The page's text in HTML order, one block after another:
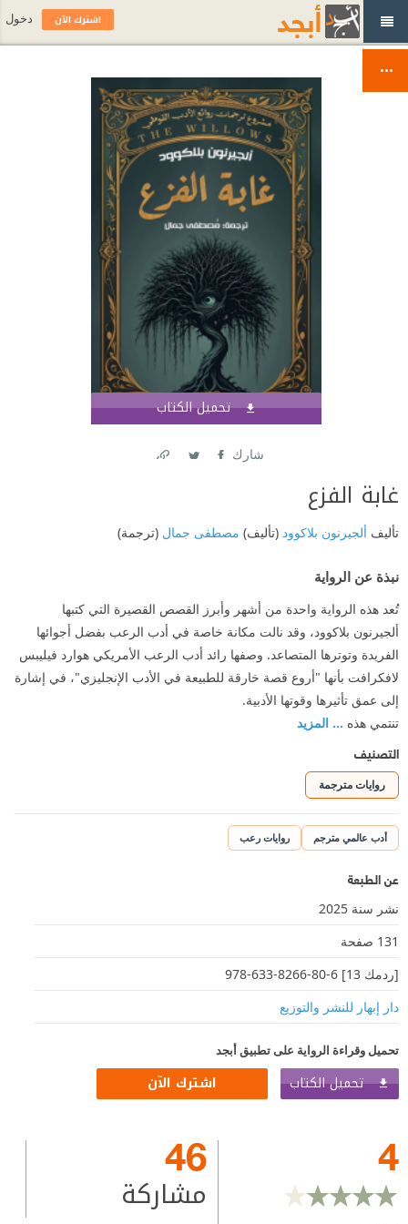
تحميل الكتاب
شارك
غابة الفزع
تأليف ألجيرنون بلاكوود (تأليف) مصطفى جمال (ترجمة)
نبذة عن الرواية
تُعد هذه الرواية واحدة من أشهر وأبرز القصص القصيرة التي كتبها
ألجيرنون بلاكوود، وقد نالت مكانة خاصة في أدب الرعب بفضل أجوائها
الفريدة وتوترها المتصاعد. وصفها رائد أدب الرعب الأمريكي هوارد فيليبس
لافكرافت بأنها "أروع قصة خارقة للطبيعة في الأدب الإنجليزي"، في إشارة
إلى عمق تأثيرها وقوتها الأدبية.
تنتمي هذه ... المزيد
التصنيف
روايات مترجمة
أدب عالمي مترجم روايات رعب
عن الطبعة
نشر سنة 2025
131 صفحة
[ردمك 13] 6-80-8266-633-978
دار إبهار للنشر والتوزيع
تحميل وقراءة الرواية على تطبيق أبجد
تحميل الكتاب اشترك الآن
4
46
مشاركة
اشترك الآن دخول